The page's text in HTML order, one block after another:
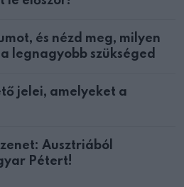
és nézd meg, milyen
legnagyobb szükséged
jelei, amelyeket a
Ausztriából
Pétert!